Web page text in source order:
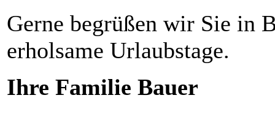
Gerne begrüßen wir Sie in
erholsame Urlaubstage.
Ihre Familie Bauer